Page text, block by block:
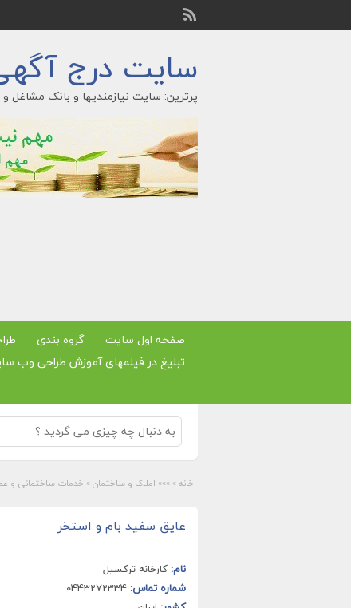
سایت درج آگهی
پرترین: سایت نیازمندیها و بانک مشاغل
صفحه اول سایت گروه بندی
تبلیغ در فیلمهای آموزش طراحی وب
خانه » »»» املاک و ساختمان » خدمات ساختمانی و
عایق سفید بام و استخر
نام: کارخانه ترکسیل
شماره تماس: